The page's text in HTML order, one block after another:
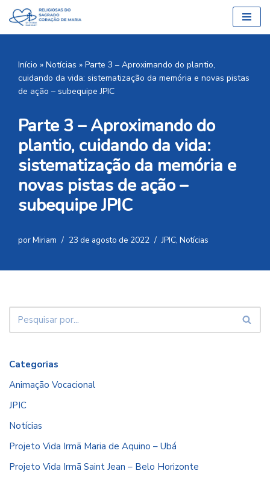
Pular
conteúdo
Início » Notícias » Parte 3 – Aproximando do plantio,
cuidando da vida: sistematização da memória e novas pistas
de ação – subequipe JPIC
Parte 3 – Aproximando do
plantio, cuidando da vida:
sistematização da memória e
novas pistas de ação –
subequipe JPIC
porMiriam 23 de agosto de 2022 JPIC, Notícias
Categorias
Animação Vocacional
JPIC
Notícias
Projeto Vida Irmã Maria de Aquino – Ubá
Projeto Vida Irmã Saint Jean – Belo Horizonte